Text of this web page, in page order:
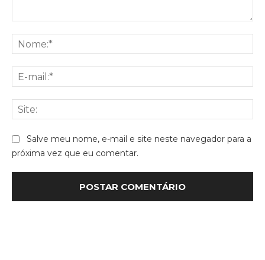
Salve meu nome, e-mail e site neste navegador para a
próxima vez que eu comentar.